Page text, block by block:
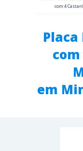
com 4
em